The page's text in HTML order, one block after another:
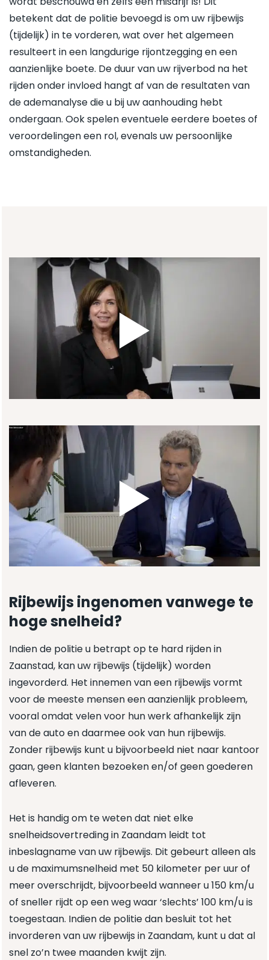
betekent dat de politie bevoegd is om uw rijbewijs
(tijdelijk) in te vorderen, wat over het algemeen
resulteert in een langdurige rijontzegging en een
aanzienlijke boete. De duur van uw rijverbod na het
rijden onder invloed hangt af van de resultaten van
de ademanalyse die u bij uw aanhouding hebt
ondergaan. Ook spelen eventuele eerdere boetes of
veroordelingen een rol, evenals uw persoonlijke
omstandigheden.
Rijbewijs ingenomen vanwege te
hoge snelheid?
Indien de politie u betrapt op te hard rijden in
Zaanstad, kan uw rijbewijs (tijdelijk) worden
ingevorderd. Het innemen van een rijbewijs vormt
voor de meeste mensen een aanzienlijk probleem,
vooral omdat velen voor hun werk afhankelijk zijn
van de auto en daarmee ook van hun rijbewijs.
Zonder rijbewijs kunt u bijvoorbeeld niet naar kantoor
gaan, geen klanten bezoeken en/of geen goederen
afleveren.
Het is handig om te weten dat niet elke
snelheidsovertreding in Zaandam leidt tot
inbeslagname van uw rijbewijs. Dit gebeurt alleen als
u de maximumsnelheid met 50 kilometer per uur of
meer overschrijdt, bijvoorbeeld wanneer u 150 km/u
of sneller rijdt op een weg waar ‘slechts’ 100 km/u is
toegestaan. Indien de politie dan besluit tot het
invorderen van uw rijbewijs in Zaandam, kunt u dat al
snel zo’n twee maanden kwijt zijn.